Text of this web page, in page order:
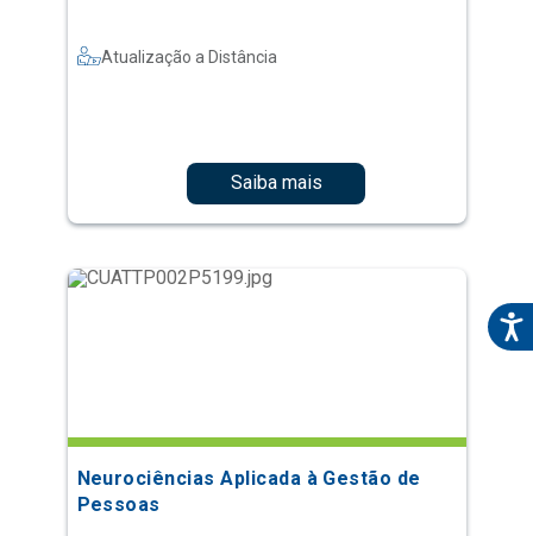
Atualização a Distância
Saiba mais
Neurociências Aplicada à Gestão de
Pessoas